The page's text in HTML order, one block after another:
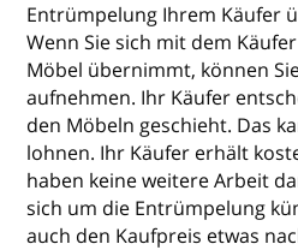
Entrümpelung Ihrem Käufer
Wenn Sie sich mit dem
Möbel übernimmt, können
aufnehmen. Ihr Käufer
den Möbeln geschieht. Das
lohnen. Ihr Käufer erhält
haben keine weitere Arbeit
sich um die Entrümpelung
auch den Kaufpreis etwas